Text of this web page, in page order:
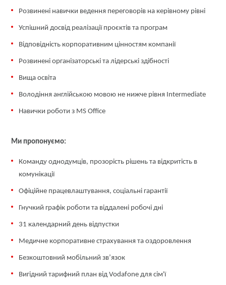
Розвинені навички ведення переговорів на керівному рівні
Успішний досвід реалізації проєктів та програм
Відповідність корпоративним цінностям компанії
Розвинені організаторські та лідерські здібності
Вища освіта
Володіння англійською мовою не нижче рівня Intermediate
Навички роботи з MS Office
Ми пропонуємо:
Команду однодумців, прозорість рішень та відкритість в
комунікації
Офіційне працевлаштування, соціальні гарантії
Гнучкий графік роботи та віддалені робочі дні
31 календарний день відпустки
Медичне корпоративне страхування та оздоровлення
Безкоштовний мобільний зв’язок
Вигідний тарифний план від Vodafone для сім'ї